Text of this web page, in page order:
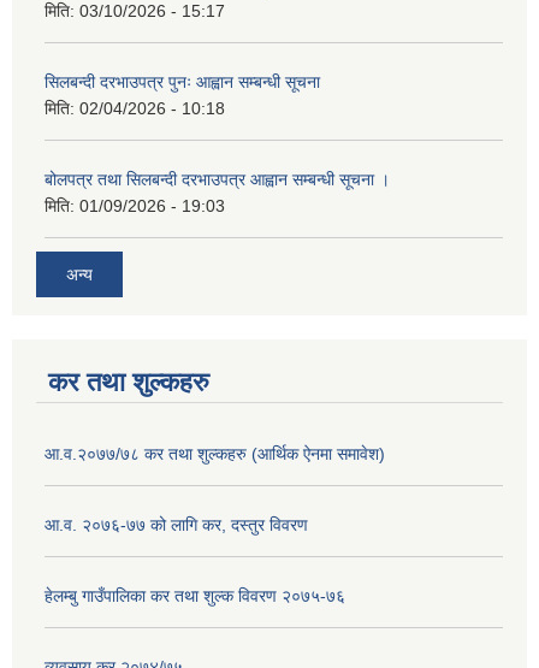
मिति: 03/10/2026 - 15:17
सिलबन्दी दरभाउपत्र पुनः आह्वान सम्बन्धी सूचना
मिति: 02/04/2026 - 10:18
बोलपत्र तथा सिलबन्दी दरभाउपत्र आह्वान सम्बन्धी सूचना ।
मिति: 01/09/2026 - 19:03
अन्य
कर तथा शुल्कहरु
आ.व.२०७७/७८ कर तथा शुल्कहरु (आर्थिक ऐनमा समावेश)
आ.व. २०७६-७७ को लागि कर, दस्तुर विवरण
हेलम्बु गाउँपालिका कर तथा शुल्क विवरण २०७५-७६